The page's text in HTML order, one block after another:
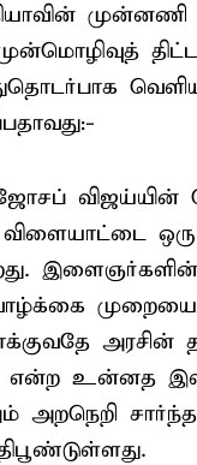
முன்மொழிவுத்
ஒரு
முறையை
என்ற உன்னத
அறநெறி